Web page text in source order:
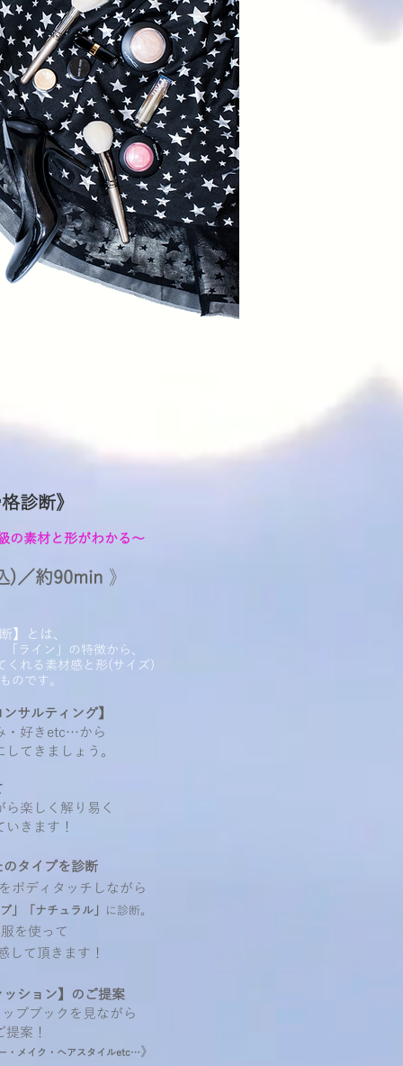
診断》
の素材と形がわかる～
)／約90min 》
】とは、
ライン」の特徴から、
くれる素材感と形(サイズ)
のです。
サルティング】
好きetc…から
てきましょう。
楽しく解り易く
きます！
タイプを診断
ディタッチしながら
」「ナチュラル」 に診断。
を使って
して頂きます！
ション】のご提案
ブックを見ながら
提案！
・メイク ・ヘアスタイルetc…》